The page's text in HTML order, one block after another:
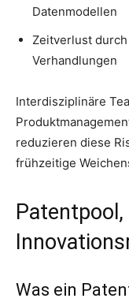
Datenmodellen
Zeitverlust
Verhandlungen
Interdisziplinäre
reduzieren diese
frühzeitige
Was ein